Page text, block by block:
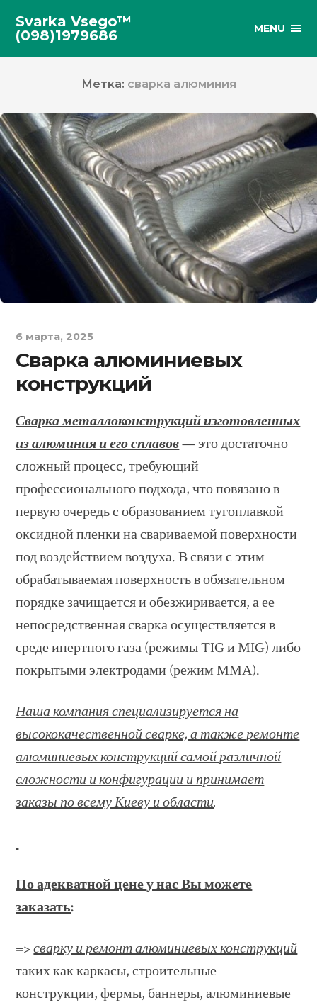
Svarka Vsego™
(098)1979686
MENU
Метка: сварка алюминия
6 марта, 2025
Сварка алюминиевых
конструкций
Сварка металлоконструкций изготовленных
из алюминия и его сплавов— это достаточно
сложный процесс, требующий
профессионального подхода, что повязано в
первую очередь с образованием тугоплавкой
оксидной пленки на свариваемой поверхности
под воздействием воздуха. В связи с этим
обрабатываемая поверхность в обязательном
порядке зачищается и обезжиривается, а ее
непосредственная сварка осуществляется в
среде инертного газа (режимы TIG и MIG) либо
покрытыми электродами (режим ММА).
Наша компания специализируется на
высококачественной сварке, а также ремонте
алюминиевых конструкций самой различной
сложности и конфигурации и принимает
заказы по всему Киеву и области.
По адекватной цене у нас Вы можете
заказать:
=>сварку и ремонт алюминиевых конструкций
таких как каркасы, строительные
конструкции, фермы, баннеры, алюминиевые